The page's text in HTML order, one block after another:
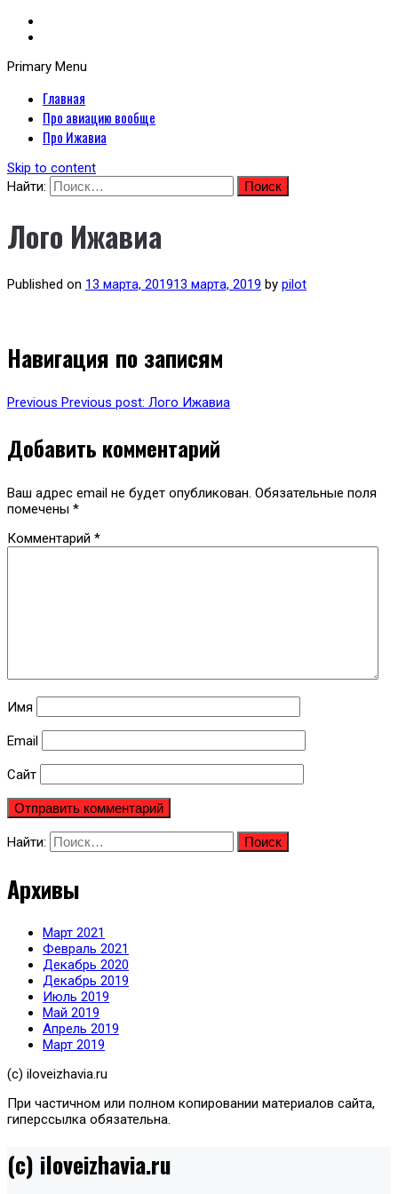
Я люблю ИжАвиа
Primary Menu
Главная
Про авиацию вообще
Про Ижавиа
Skip to content
Найти:
Лого Ижавиа
Published on 13 марта, 201913 марта, 2019 by pilot
Навигация по записям
Previous Previous post: Лого Ижавиа
Добавить комментарий
Ваш адрес email не будет опубликован. Обязательные поля
помечены *
Комментарий *
Имя
Email
Сайт
Найти:
Архивы
Март 2021
Февраль 2021
Декабрь 2020
Декабрь 2019
Июль 2019
Май 2019
Апрель 2019
Март 2019
(с) iloveizhavia.ru
При частичном или полном копировании материалов сайта,
гиперссылка обязательна.
(c) iloveizhavia.ru